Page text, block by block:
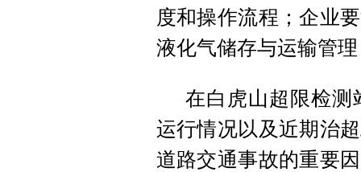
度和操作流程；企业
液化气储存与运输管
在白虎山超限检测
运行情况以及近期治
道路交通事故的重要